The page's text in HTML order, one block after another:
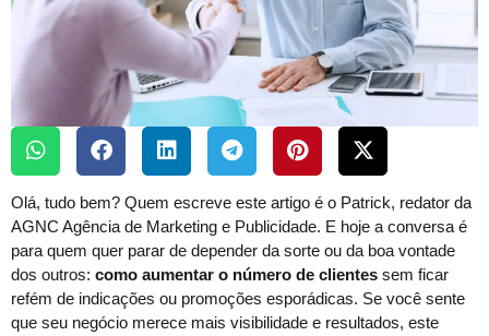
Olá, tudo bem? Quem escreve este artigo é o Patrick, redator da
AGNC Agência de Marketing e Publicidade. E hoje a conversa é
para quem quer parar de depender da sorte ou da boa vontade
dos outros: como aumentar o número de clientes sem ficar
refém de indicações ou promoções esporádicas. Se você sente
que seu negócio merece mais visibilidade e resultados, este